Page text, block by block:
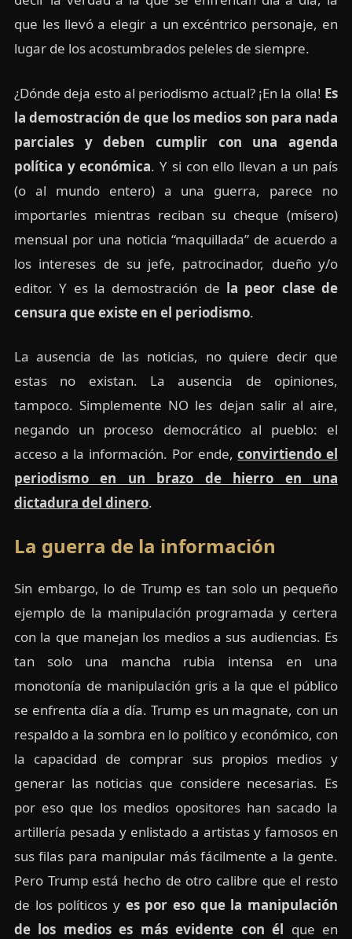
que les llevó a elegir a un excéntrico personaje, en
lugar de los acostumbrados peleles de siempre.
¿Dónde deja esto al periodismo actual? ¡En la olla! Es
la demostración de que los medios son para nada
parciales y deben cumplir con una agenda
política y económica. Y si con ello llevan a un país
(o al mundo entero) a una guerra, parece no
importarles mientras reciban su cheque (mísero)
mensual por una noticia “maquillada” de acuerdo a
los intereses de su jefe, patrocinador, dueño y/o
editor. Y es la demostración de la peor clase de
censura que existe en el periodismo.
La ausencia de las noticias, no quiere decir que
estas no existan. La ausencia de opiniones,
tampoco. Simplemente NO les dejan salir al aire,
negando un proceso democrático al pueblo: el
acceso a la información. Por ende,convirtiendo el
periodismo en un brazo de hierro en una
dictadura del dinero.
La guerra de la información
Sin embargo, lo de Trump es tan solo un pequeño
ejemplo de la manipulación programada y certera
con la que manejan los medios a sus audiencias. Es
tan solo una mancha rubia intensa en una
monotonía de manipulación gris a la que el público
se enfrenta día a día. Trump es un magnate, con un
respaldo a la sombra en lo político y económico, con
la capacidad de comprar sus propios medios y
generar las noticias que considere necesarias. Es
por eso que los medios opositores han sacado la
artillería pesada y enlistado a artistas y famosos en
sus filas para manipular más fácilmente a la gente.
Pero Trump está hecho de otro calibre que el resto
de los políticos y es por eso que la manipulación
de los medios es más evidente con él que en